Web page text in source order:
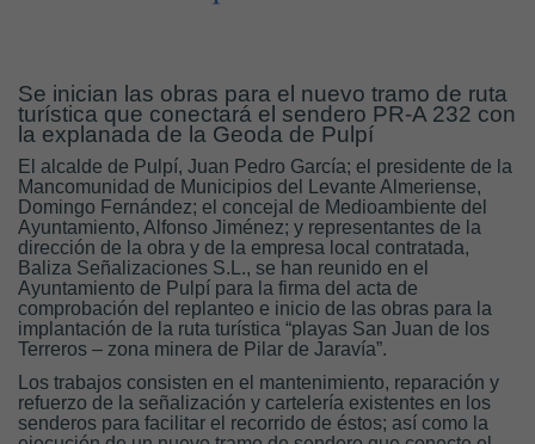
Se inician las obras para el nuevo tramo de ruta
turística que conectará el sendero PR-A 232 con
la explanada de la Geoda de Pulpí
El alcalde de Pulpí, Juan Pedro García; el presidente de la
Mancomunidad de Municipios del Levante Almeriense,
Domingo Fernández; el concejal de Medioambiente del
Ayuntamiento, Alfonso Jiménez; y representantes de la
dirección de la obra y de la empresa local contratada,
Baliza Señalizaciones S.L., se han reunido en el
Ayuntamiento de Pulpí para la firma del acta de
comprobación del replanteo e inicio de las obras para la
implantación de la ruta turística “playas San Juan de los
Terreros – zona minera de Pilar de Jaravía”.
Los trabajos consisten en el mantenimiento, reparación y
refuerzo de la señalización y cartelería existentes en los
senderos para facilitar el recorrido de éstos; así como la